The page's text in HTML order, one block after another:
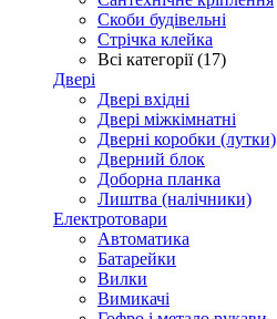
Скоби будівельні
Стрічка клейка
Всі категорії (17)
Двері
Двері вхідні
Двері міжкімнатні
Дверні коробки (лутки)
Дверний блок
Доборна планка
Лиштва (налічники)
Електротовари
Автоматика
Батарейки
Вилки
Вимикачі